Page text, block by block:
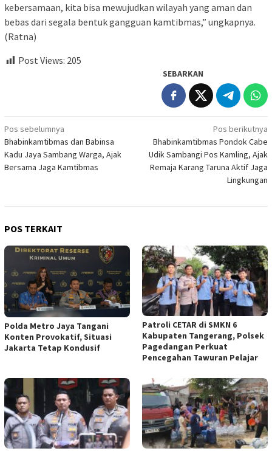
kebersamaan, kita bisa mewujudkan wilayah yang aman dan
bebas dari segala bentuk gangguan kamtibmas,” ungkapnya.
(Ratna)
Post Views: 205
SEBARKAN
Navigasi
pos
Pos sebelumnya
Bhabinkamtibmas dan Babinsa
Kadu Jaya Sambang Warga, Ajak
Bersama Jaga Kamtibmas
Pos berikutnya
Bhabinkamtibmas Pondok Cabe
Udik Sambangi Pos Kamling, Ajak
Remaja Karang Taruna Aktif Jaga
Lingkungan
POS TERKAIT
Polda Metro Jaya Tangani
Konten Provokatif, Situasi
Jakarta Tetap Kondusif
Patroli CETAR di SMKN 6
Kabupaten Tangerang, Polsek
Pagedangan Perkuat
Pencegahan Tawuran Pelajar